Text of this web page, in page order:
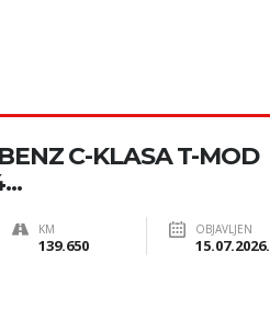
C-KLASA T-MOD
KM
139.650
OBJAVLJEN
15.07.2026.